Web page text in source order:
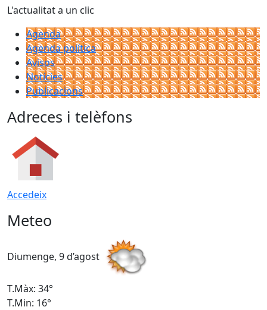
L'actualitat a un clic
Agenda
Agenda política
Avisos
Notícies
Publicacions
Adreces i telèfons
Accedeix
Meteo
Diumenge, 9 d’agost
T.Màx: 34°
T.Min: 16°